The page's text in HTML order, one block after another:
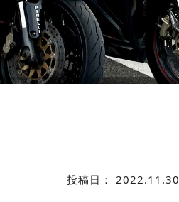
投稿日： 2022.11.30